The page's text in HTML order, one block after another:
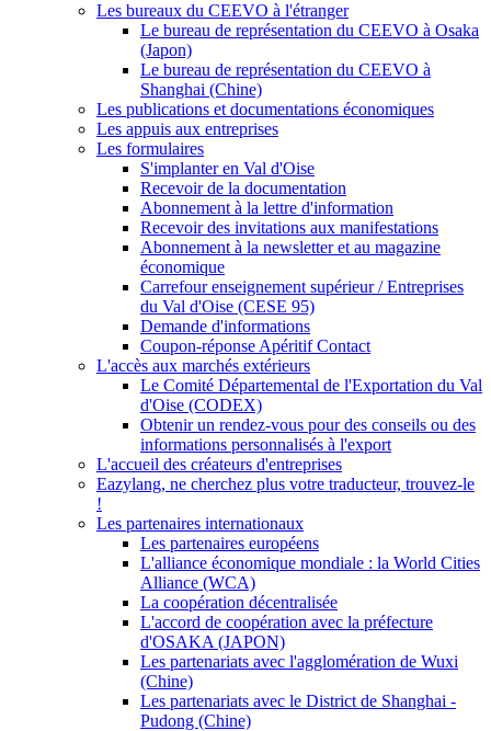
Les bureaux du CEEVO à l'étranger
Le bureau de représentation du CEEVO à Osaka
(Japon)
Le bureau de représentation du CEEVO à
Shanghai (Chine)
Les publications et documentations économiques
Les appuis aux entreprises
Les formulaires
S'implanter en Val d'Oise
Recevoir de la documentation
Abonnement à la lettre d'information
Recevoir des invitations aux manifestations
Abonnement à la newsletter et au magazine
économique
Carrefour enseignement supérieur / Entreprises
du Val d'Oise (CESE 95)
Demande d'informations
Coupon-réponse Apéritif Contact
L'accès aux marchés extérieurs
Le Comité Départemental de l'Exportation du Val
d'Oise (CODEX)
Obtenir un rendez-vous pour des conseils ou des
informations personnalisés à l'export
L'accueil des créateurs d'entreprises
Eazylang, ne cherchez plus votre traducteur, trouvez-le
!
Les partenaires internationaux
Les partenaires européens
L'alliance économique mondiale : la World Cities
Alliance (WCA)
La coopération décentralisée
L'accord de coopération avec la préfecture
d'OSAKA (JAPON)
Les partenariats avec l'agglomération de Wuxi
(Chine)
Les partenariats avec le District de Shanghai -
Pudong (Chine)